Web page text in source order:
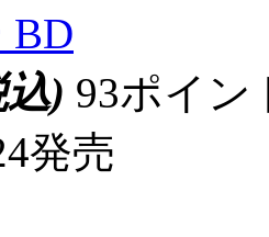
BD
) 93ポイ
発売